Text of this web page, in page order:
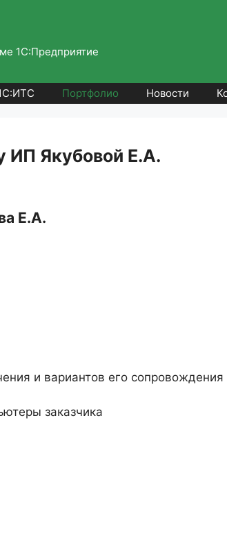
1С:Предприятие
Портфолио Новости
ИП Якубовой Е.А.
Е.А.
и вариантов его сопровождения
заказчика